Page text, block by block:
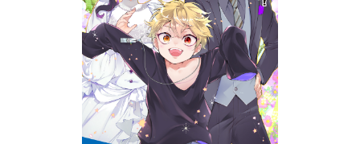
読みたい本が
見つかる